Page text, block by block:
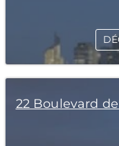
22 Boulevard